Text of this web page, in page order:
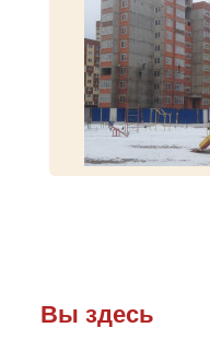
Вы здесь